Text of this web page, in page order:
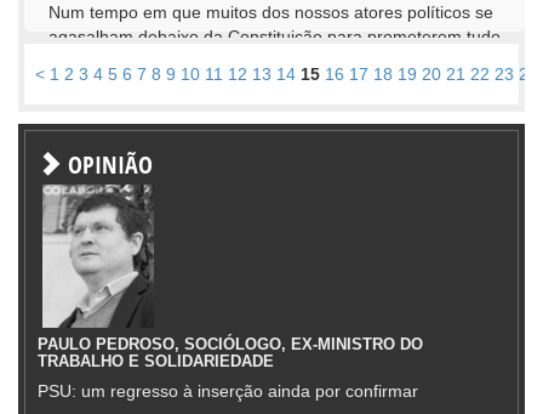
Num tempo em que muitos dos nossos atores políticos se
agasalham debaixo da Constituição para prometerem tudo
< 1 2 3 4 5 6 7 8 9 10 11 12 13 14 15 16 17 18 19 20 21 22 23 24
OPINIÃO
PAULO PEDROSO, SOCIÓLOGO, EX-MINISTRO DO
TRABALHO E SOLIDARIEDADE
PSU: um regresso à inserção ainda por confirmar